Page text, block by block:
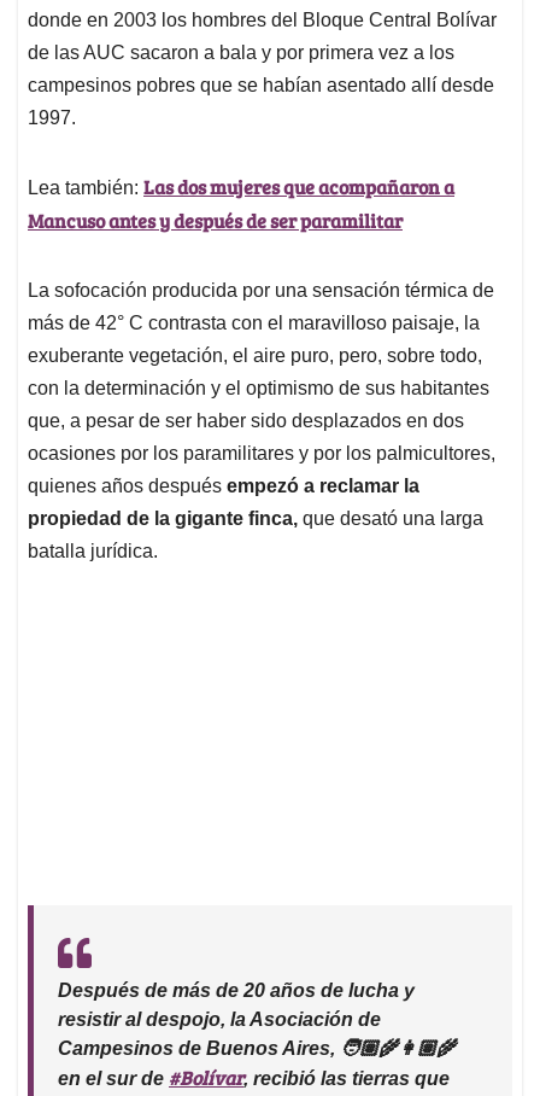
donde en 2003 los hombres del Bloque Central Bolívar
de las AUC sacaron a bala y por primera vez a los
campesinos pobres que se habían asentado allí desde
1997.
Lea también: Las dos mujeres que acompañaron a
Mancuso antes y después de ser paramilitar
La sofocación producida por una sensación térmica de
más de 42° C contrasta con el maravilloso paisaje, la
exuberante vegetación, el aire puro, pero, sobre todo,
con la determinación y el optimismo de sus habitantes
que, a pesar de ser haber sido desplazados en dos
ocasiones por los paramilitares y por los palmicultores,
quienes años después empezó a reclamar la
propiedad de la gigante finca, que desató una larga
batalla jurídica.
Después de más de 20 años de lucha y
resistir al despojo, la Asociación de
Campesinos de Buenos Aires, 🧑🏽‍🌾👩🏽‍🌾
en el sur de #Bolívar, recibió las tierras que